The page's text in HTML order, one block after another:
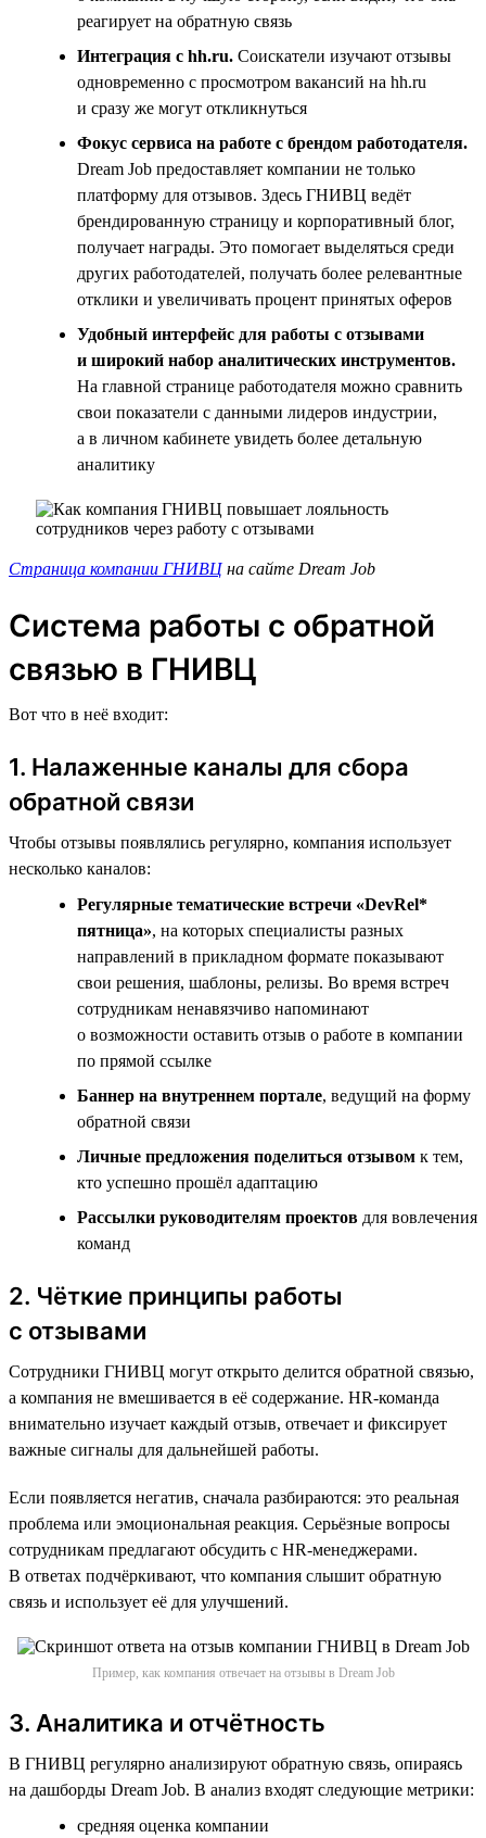
реагирует на обратную связь
Интеграция с hh.ru. Соискатели изучают отзывы
одновременно с просмотром вакансий на hh.ru
и сразу же могут откликнуться
Фокус сервиса на работе с брендом работодателя.
Dream Job предоставляет компании не только
платформу для отзывов. Здесь ГНИВЦ ведёт
брендированную страницу и корпоративный блог,
получает награды. Это помогает выделяться среди
других работодателей, получать более релевантные
отклики и увеличивать процент принятых оферов
Удобный интерфейс для работы с отзывами
и широкий набор аналитических инструментов.
На главной странице работодателя можно сравнить
свои показатели с данными лидеров индустрии,
а в личном кабинете увидеть более детальную
аналитику
Страница компании ГНИВЦна сайте Dream Job
Система работы с обратной
связью в ГНИВЦ
Вот что в неё входит:
1. Налаженные каналы для сбора
обратной связи
Чтобы отзывы появлялись регулярно, компания использует
несколько каналов:
Регулярные тематические встречи «DevRel*
пятница», на которых специалисты разных
направлений в прикладном формате показывают
свои решения, шаблоны, релизы. Во время встреч
сотрудникам ненавязчиво напоминают
о возможности оставить отзыв о работе в компании
по прямой ссылке
Баннер на внутреннем портале, ведущий на форму
обратной связи
Личные предложения поделиться отзывом к тем,
кто успешно прошёл адаптацию
Рассылки руководителям проектов для вовлечения
команд
2. Чёткие принципы работы
с отзывами
Сотрудники ГНИВЦ могут открыто делится обратной связью,
а компания не вмешивается в её содержание. HR-команда
внимательно изучает каждый отзыв, отвечает и фиксирует
важные сигналы для дальнейшей работы.
Если появляется негатив, сначала разбираются: это реальная
проблема или эмоциональная реакция. Серьёзные вопросы
сотрудникам предлагают обсудить с HR-менеджерами.
В ответах подчёркивают, что компания слышит обратную
связь и использует её для улучшений.
Пример, как компания отвечает на отзывы в Dream Job
3. Аналитика и отчётность
В ГНИВЦ регулярно анализируют обратную связь, опираясь
на дашборды Dream Job. В анализ входят следующие метрики:
cредняя оценка компании